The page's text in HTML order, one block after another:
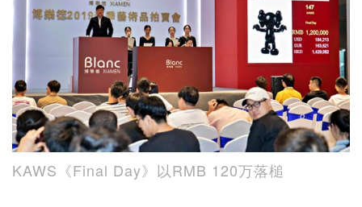
KAWS《Final Day》以RMB 120万落槌